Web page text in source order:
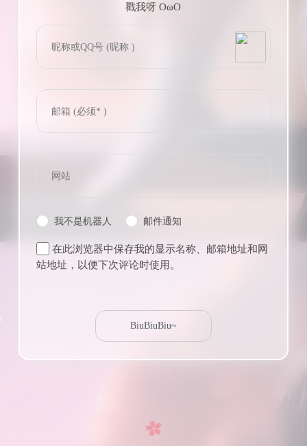
戳我呀 OωO
Tieba
我不是机器人 邮件通知
在此浏览器中保存我的显示名称、邮箱地址和网
站地址，以便下次评论时使用。